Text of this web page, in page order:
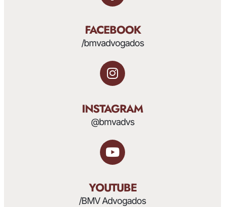
FACEBOOK
/bmvadvogados
INSTAGRAM
@bmvadvs
YOUTUBE
/BMV Advogados